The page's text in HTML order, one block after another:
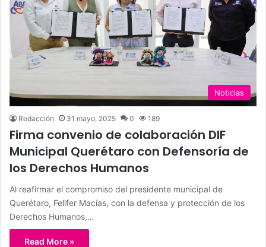
Noticias
Redacción 31 mayo, 2025 0 189
Firma convenio de colaboración DIF
Municipal Querétaro con Defensoría de
los Derechos Humanos
Al reafirmar el compromiso del presidente municipal de
Querétaro, Felifer Macías, con la defensa y protección de los
Derechos Humanos,…
Read More »